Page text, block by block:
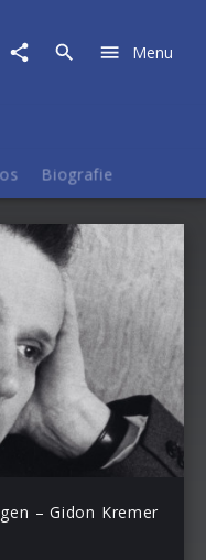
Menu
Biografie
– Gidon Kremer